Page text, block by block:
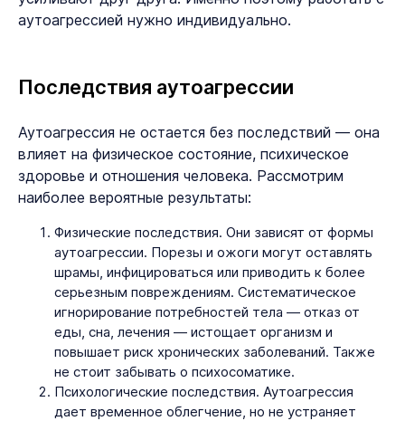
аутоагрессией нужно индивидуально.
Последствия аутоагрессии
Аутоагрессия не остается без последствий — она
влияет на физическое состояние, психическое
здоровье и отношения человека. Рассмотрим
наиболее вероятные результаты:
Физические последствия. Они зависят от формы
аутоагрессии. Порезы и ожоги могут оставлять
шрамы, инфицироваться или приводить к более
серьезным повреждениям. Систематическое
игнорирование потребностей тела — отказ от
еды, сна, лечения — истощает организм и
повышает риск хронических заболеваний. Также
не стоит забывать о психосоматике.
Психологические последствия. Аутоагрессия
дает временное облегчение, но не устраняет